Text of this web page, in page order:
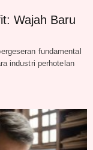
Wajah Baru
fundamental
industri perhotelan